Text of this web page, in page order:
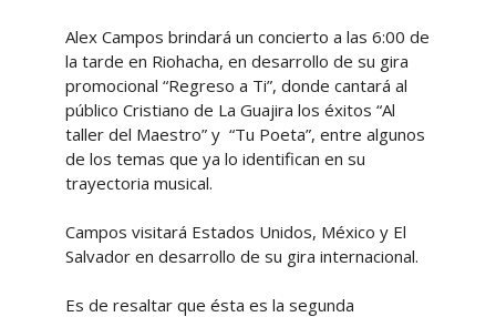
Alex Campos brindará un concierto a las 6:00 de
la tarde en Riohacha, en desarrollo de su gira
promocional “Regreso a Ti”, donde cantará al
público Cristiano de La Guajira los éxitos “Al
taller del Maestro” y “Tu Poeta”, entre algunos
de los temas que ya lo identifican en su
trayectoria musical.
Campos visitará Estados Unidos, México y El
Salvador en desarrollo de su gira internacional.
Es de resaltar que ésta es la segunda